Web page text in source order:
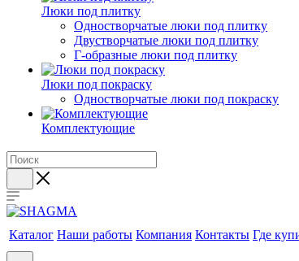
Люки под плитку
Одностворчатые люки под плитку
Двустворчатые люки под плитку
Г-образные люки под плитку
Люки под покраску
Одностворчатые люки под покраску
Комплектующие
Каталог Наши работы Компания Контакты Где